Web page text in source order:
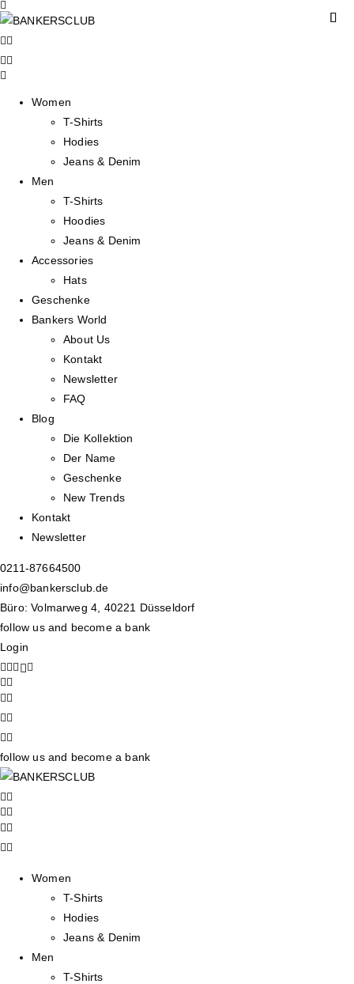
Women
T-Shirts
Hodies
Jeans & Denim
Men
T-Shirts
Hoodies
Jeans & Denim
Accessories
Hats
Geschenke
Bankers World
About Us
Kontakt
Newsletter
FAQ
Blog
Die Kollektion
Der Name
Geschenke
New Trends
Kontakt
Newsletter
0211-87664500
info@bankersclub.de
Büro: Volmarweg 4, 40221 Düsseldorf
follow us and become a bank
Login
follow us and become a bank
Women
T-Shirts
Hodies
Jeans & Denim
Men
T-Shirts